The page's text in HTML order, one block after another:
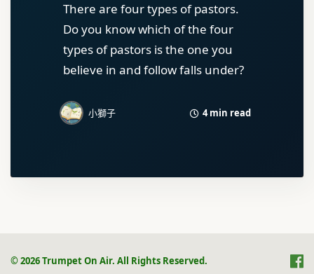
There are four types of pastors.
Do you know which of the four
types of pastors is the one you
believe in and follow falls under?
小獅子 4 min read
© 2026 Trumpet On Air. All Rights Reserved.